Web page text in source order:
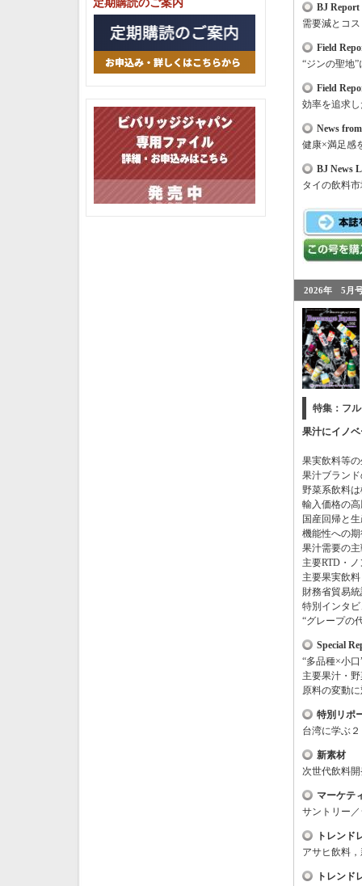
BJ Report
需要減とコ
Field
“ジンの聖地
Field
効率を追求
News
健康×満足感
BJ News
タイの飲料
2026年 5月
特集：フ
果汁にイノ
果実飲料等
果汁ブラン
野菜系飲料
輸入価格の
国産回帰と
機能性への
果汁需要の
主要RTD ・
主要果実飲
財務省貿易
特別インタ
“グレープの
Special
“多品種×小
主要果汁・
原料の変動
特別リポ
台湾に学ぶ
新素材
次世代飲料
マーケテ
サントリー
トレンド
アサヒ飲料
トレンド